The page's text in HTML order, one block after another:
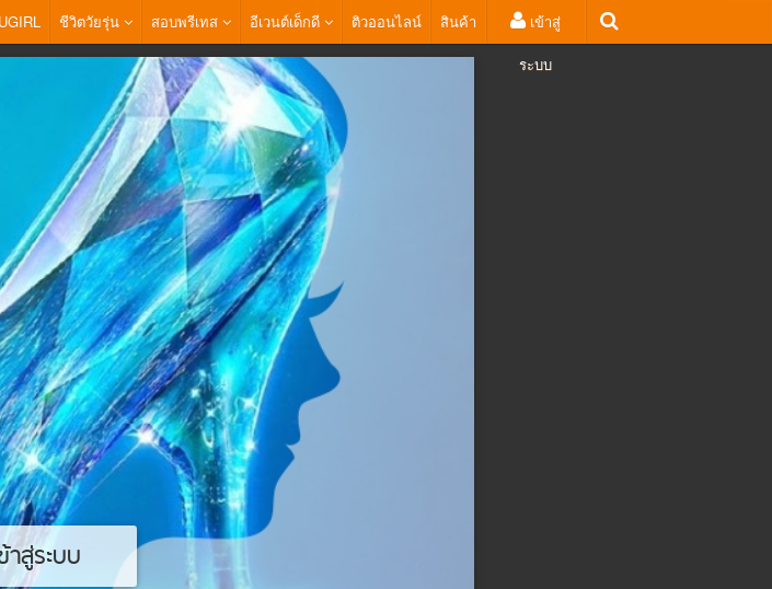
ชีวิตวัยรุ่น สอบพรีเทส อีเวนต์เด็กดี ติวออนไลน์ สินค้า เข้าสู่
ระบบ
าสู่ระบบ